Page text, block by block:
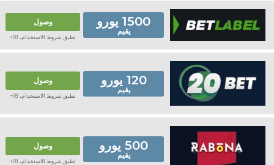
1500 يورو
يقيم
وصول
تطبق شروط الاستخدام، 18+
120 يورو
يقيم
وصول
تطبق شروط الاستخدام، 18+
500 يورو
يقيم
وصول
تطبق شروط الاستخدام، 18+